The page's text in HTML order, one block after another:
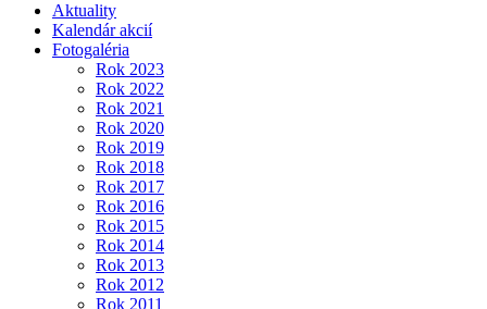
Aktuality
Kalendár akcií
Fotogaléria
Rok 2023
Rok 2022
Rok 2021
Rok 2020
Rok 2019
Rok 2018
Rok 2017
Rok 2016
Rok 2015
Rok 2014
Rok 2013
Rok 2012
Rok 2011